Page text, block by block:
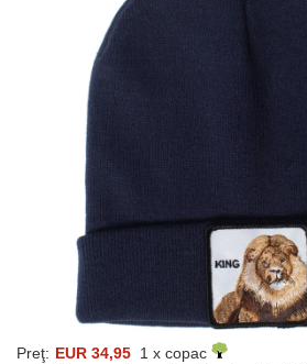
Preţ: EUR 34,95 1 x copac